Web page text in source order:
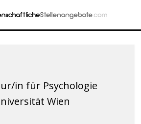
in für Psychologie
Wien